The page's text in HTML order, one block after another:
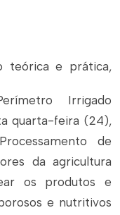
teórica e prática,
Irrigado
quarta-feira (24),
de
da agricultura
os produtos e
e nutritivos